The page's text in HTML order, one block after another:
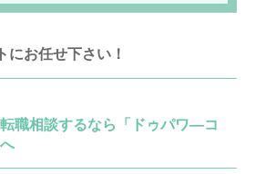
にお任せ下さい！
職相談するなら「ドゥパワ―コ